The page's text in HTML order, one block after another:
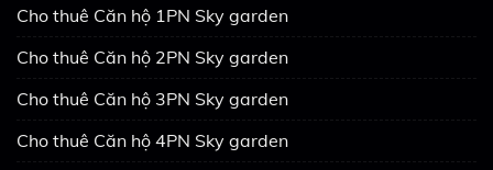
Cho thuê Căn hộ 1PN Sky garden
Cho thuê Căn hộ 2PN Sky garden
Cho thuê Căn hộ 3PN Sky garden
Cho thuê Căn hộ 4PN Sky garden